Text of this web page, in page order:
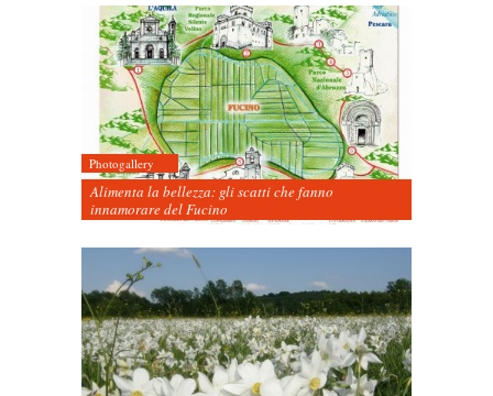
Photogallery
Alimenta la bellezza: gli scatti che fanno
innamorare del Fucino